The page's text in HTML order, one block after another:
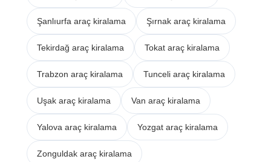
Şanlıurfa araç kiralama Şırnak araç kiralama
Tekirdağ araç kiralama Tokat araç kiralama
Trabzon araç kiralama Tunceli araç kiralama
Uşak araç kiralama Van araç kiralama
Yalova araç kiralama Yozgat araç kiralama
Zonguldak araç kiralama